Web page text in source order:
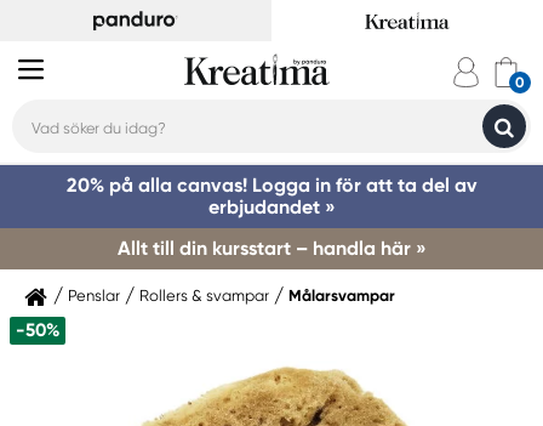
20% på alla canvas! Logga in för att ta del av
erbjudandet »
Allt till din kursstart – handla här »
Penslar Rollers & svampar Målarsvampar
-50%